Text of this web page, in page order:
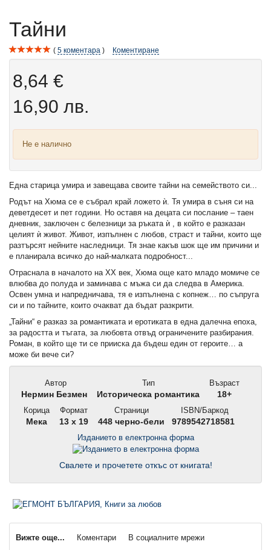
Тайни
5 коментара Коментиране
8,64 €
16,90 лв.
Не е налично
Една старица умира и завещава своите тайни на семейството си...
Родът на Хюма се е събрал край ложето ѝ. Тя умира в съня си на
деветдесет и пет години. Но оставя на децата си послание – таен
дневник, заключен с белезници за ръката ѝ , в който е разказан
целият ѝ живот. Живот, изпълнен с любов, страст и тайни, които ще
разтърсят нейните наследници. Тя знае какъв шок ще им причини и
е планирала всичко до най-малката подробност...
Отраснала в началото на ХХ век, Хюма още като младо момиче се
влюбва до полуда и заминава с мъжа си да следва в Америка.
Освен умна и напредничава, тя е изпълнена с копнеж… по съпруга
си и по тайните, които очакват да бъдат разкрити.
„Тайни“ е разказ за романтиката и еротиката в една далечна епоха,
за радостта и тъгата, за любовта отвъд ограничените разбирания.
Роман, в който ще ти се прииска да бъдеш един от героите… а
може би вече си?
Автор
Нермин Безмен
Тип
Историческа романтика
Възраст
18+
Корица
Мека
Формат
13 x 19
Страници
448 черно-бели
ISBN/Баркод
9789542718581
Изданието в електронна форма
Свалете и прочетете откъс от книгата!
Вижте още... Коментари В социалните мрежи